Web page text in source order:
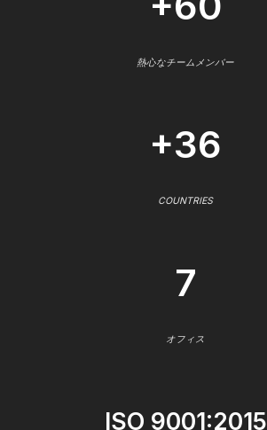
熱心なチームメンバー
+36
COUNTRIES
7
オフィス
ISO 9001:2015